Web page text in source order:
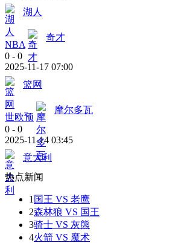
湖人
NBA
奇才
0 - 0
2025-11-17 07:00
篮网
世欧预
摩尔多瓦
0 - 0
2025-11-14 03:45
意大利
热点新闻
1 国王 VS 老鹰
2森林狼 VS 国王
3骑士 VS 灰熊
4火箭 VS 魔术